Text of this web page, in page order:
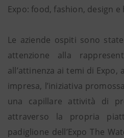
Expo: food, fashion, design
Le aziende ospiti sono
attenzione alla
all’attinenza ai temi di
impresa, l’iniziativa
una capillare attività di
attraverso la propria
padiglione dell’Expo The